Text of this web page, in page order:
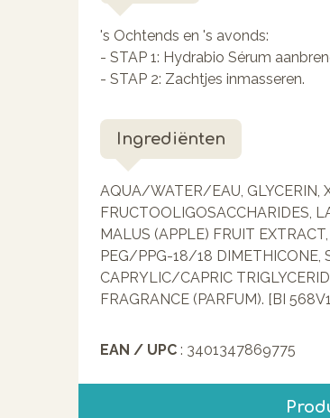
's Ochtends en 's avonds:
- STAP 1: Hydrabio Sérum
- STAP 2: Zachtjes inmasseren.
Ingrediënten
AQUA/WATER/EAU, GLYCERIN,
FRUCTOOLIGOSACCHARIDES,
MALUS (APPLE) FRUIT
PEG/PPG-18/18 DIMETHICONE,
CAPRYLIC/CAPRIC
FRAGRANCE (PARFUM). [BI
EAN / UPC : 3401347869775